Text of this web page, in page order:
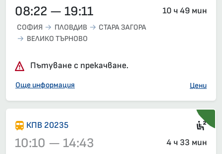
08:22 — 19:11 10 ч 49 мин
СОФИЯ ПЛОВДИВ
СТАРА ЗАГОРА
ВЕЛИКО ТЪРНОВО
Пътуване с прекачване.
Още информация Цени
КПВ 20235
10:10 — 14:43 4 ч 33 мин